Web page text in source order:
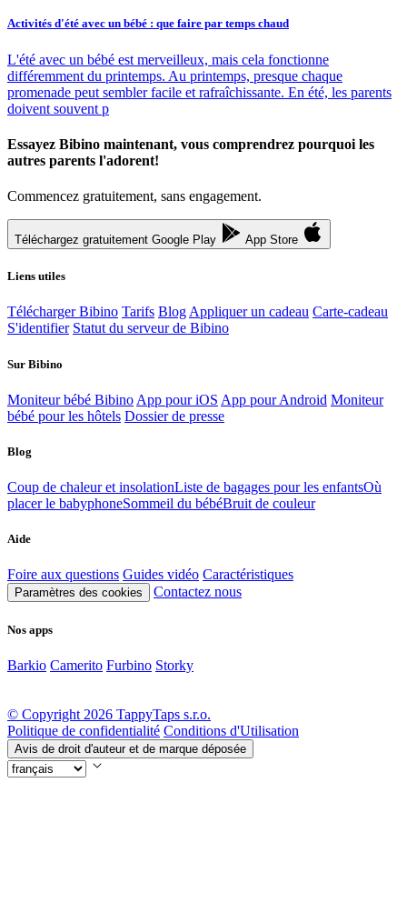
Activités d'été avec un bébé : que faire par temps chaud
L'été avec un bébé est merveilleux, mais cela fonctionne
différemment du printemps. Au printemps, presque chaque
promenade peut sembler facile et rafraîchissante. En été, les parents
doivent souvent p
Essayez Bibino maintenant, vous comprendrez pourquoi les
autres parents l'adorent!
Commencez gratuitement, sans engagement.
Téléchargez gratuitement Google Play App Store
Liens utiles
Télécharger Bibino Tarifs BlogAppliquer un cadeau Carte-cadeau
S'identifier Statut du serveur de Bibino
Sur Bibino
Moniteur bébé Bibino App pour iOS App pour Android Moniteur
bébé pour les hôtels Dossier de presse
Blog
Coup de chaleur et insolationListe de bagages pour les enfantsOù
placer le babyphoneSommeil du bébéBruit de couleur
Aide
Foire aux questions Guides vidéo Caractéristiques
Paramètres des cookies Contactez nous
Nos apps
Barkio Camerito Furbino Storky
© Copyright 2026 TappyTaps s.r.o.
Politique de confidentialité Conditions d'Utilisation
Avis de droit d'auteur et de marque déposée